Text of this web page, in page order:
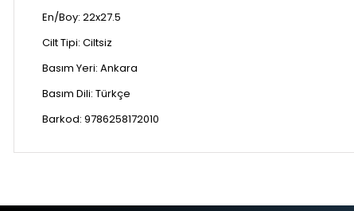
En/Boy: 22x27.5
Cilt Tipi: Ciltsiz
Basım Yeri: Ankara
Basım Dili: Türkçe
Barkod: 9786258172010